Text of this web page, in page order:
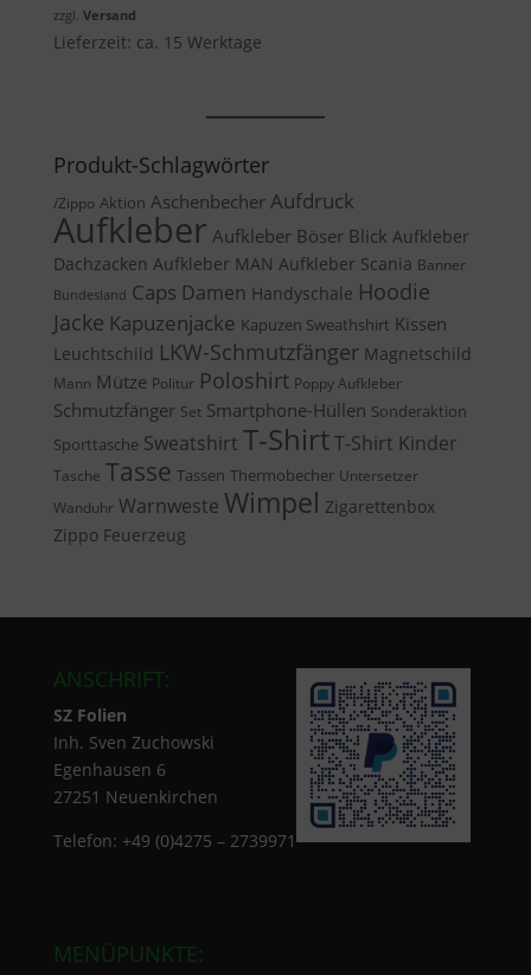
war:
31,50 €26,78 €.
zzgl. Versand
Lieferzeit: ca. 15 Werktage
Produkt-Schlagwörter
/Zippo Aktion Aschenbecher Aufdruck
Aufkleber Aufkleber Böser Blick Aufkleber
Dachzacken Aufkleber MAN Aufkleber Scania Banner
Bundesland Caps Damen Handyschale Hoodie
Jacke Kapuzenjacke Kapuzen Sweathshirt Kissen
Leuchtschild LKW-Schmutzfänger Magnetschild
Mann Mütze Politur Poloshirt Poppy Aufkleber
Schmutzfänger Set Smartphone-Hüllen Sonderaktion
Sporttasche Sweatshirt T-ShirtT-Shirt Kinder
Tasche Tasse Tassen Thermobecher Untersetzer
Wanduhr Warnweste Wimpel Zigarettenbox
Zippo Feuerzeug
ANSCHRIFT:
SZ Folien
Inh. Sven Zuchowski
Egenhausen 6
27251 Neuenkirchen
Telefon: +49 (0)4275 – 2739971
MENÜPUNKTE: